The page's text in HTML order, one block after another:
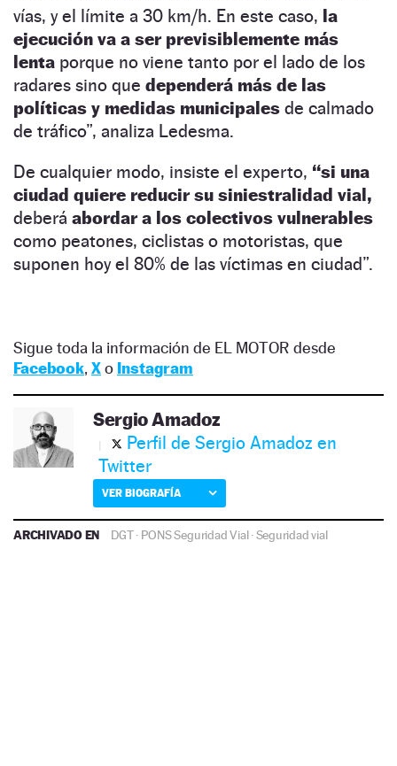
vías, y el límite a 30 km/h. En este caso, la
ejecución va a ser previsiblemente más
lenta porque no viene tanto por el lado de los
radares sino que dependerá más de las
políticas y medidas municipales de calmado
de tráfico”, analiza Ledesma.
De cualquier modo, insiste el experto, “si una
ciudad quiere reducir su siniestralidad vial,
deberá abordar a los colectivos vulnerables
como peatones, ciclistas o motoristas, que
suponen hoy el 80% de las víctimas en ciudad”.
Sigue toda la información de EL MOTOR desde
Facebook, Xo Instagram
Sergio Amadoz
Perfil de Sergio Amadoz en
Twitter
VER BIOGRAFÍA
ARCHIVADO EN DGT· PONS Seguridad Vial·Seguridad vial